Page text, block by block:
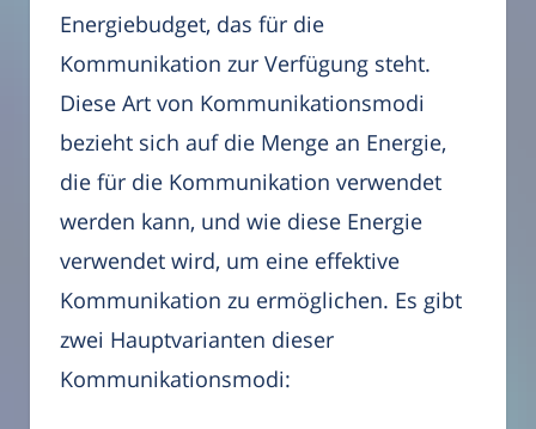
Energiebudget, das für die
Kommunikation zur Verfügung steht.
Diese Art von Kommunikationsmodi
bezieht sich auf die Menge an Energie,
die für die Kommunikation verwendet
werden kann, und wie diese Energie
verwendet wird, um eine effektive
Kommunikation zu ermöglichen. Es gibt
zwei Hauptvarianten dieser
Kommunikationsmodi: